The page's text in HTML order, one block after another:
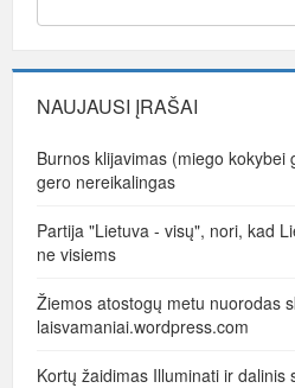
NAUJAUSI ĮRAŠAI
Burnos klijavimas (miego kokybei
gero nereikalingas
Partija "Lietuva - visų", nori, kad
ne visiems
Žiemos atostogų metu nuorodas
laisvamaniai.wordpress.com
Kortų žaidimas Illuminati ir dalinis